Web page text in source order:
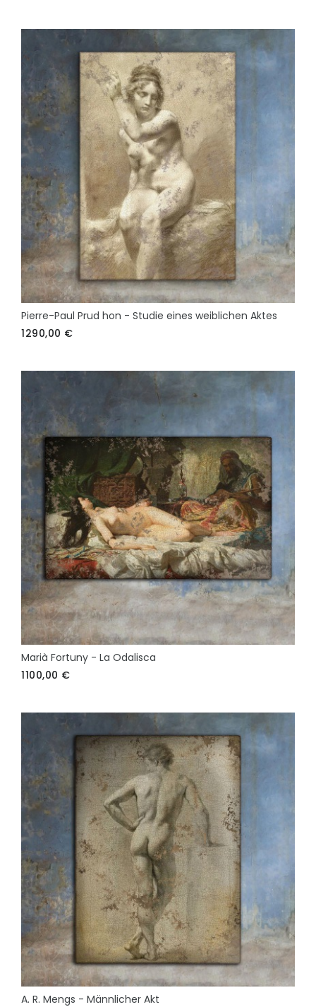
Pierre-Paul Prud hon - Studie eines weiblichen Aktes
1290,00 €
Marià Fortuny - La Odalisca
1100,00 €
A. R. Mengs - Männlicher Akt